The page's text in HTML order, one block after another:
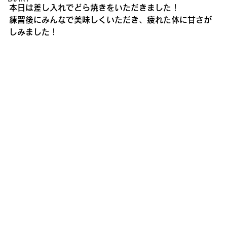
本日は差し入れでどら焼きをいただきました！
練習後にみんなで美味しくいただき、疲れた体に甘さが
しみました！